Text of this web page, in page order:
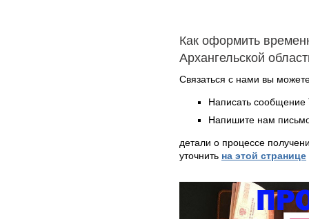
Как оформить
Архангельской
Связаться с нами вы
Написать
Напишите нам
детали о процессе
уточнить на этой странице